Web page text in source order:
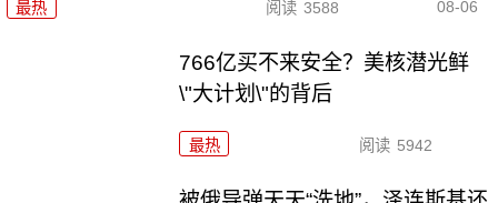
最热 阅读 3588 08-06
766亿买不来安全？美核潜光鲜
\"大计划\"的背后
最热 阅读 5942